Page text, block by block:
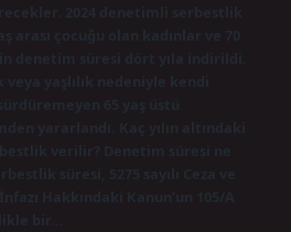
2024 denetimli serbestlik
arası çocuğu olan kadınlar ve 70
denetim süresi dört yıla indirildi.
yaşlılık nedeniyle kendi
65 yaş üstü
yararlandı. Kaç yılın altındaki
verilir? Denetim süresi ne
süresi, 5275 sayılı Ceza ve
Hakkındaki Kanun’un 105/A
bir…